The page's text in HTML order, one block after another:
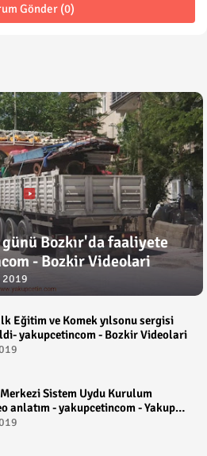
Gönder (0)
Bozkır'da faaliyete
- Bozkir Videolari
2019
Eğitim ve Komek yılsonu sergisi
yakupcetincom - Bozkir Videolari
Sistem Uydu Kurulum
anlatım - yakupcetincom - Yakup